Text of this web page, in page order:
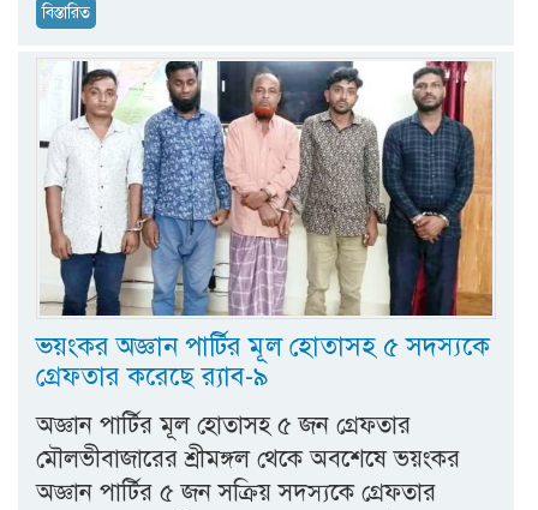
বিস্তারিত
ভয়ংকর অজ্ঞান পার্টির মূল হোতাসহ ৫ সদস্যকে
গ্রেফতার করেছে র‍্যাব-৯
অজ্ঞান পার্টির মূল হোতাসহ ৫ জন গ্রেফতার
মৌলভীবাজারের শ্রীমঙ্গল থেকে অবশেষে ভয়ংকর
অজ্ঞান পার্টির ৫ জন সক্রিয় সদস্যকে গ্রেফতার